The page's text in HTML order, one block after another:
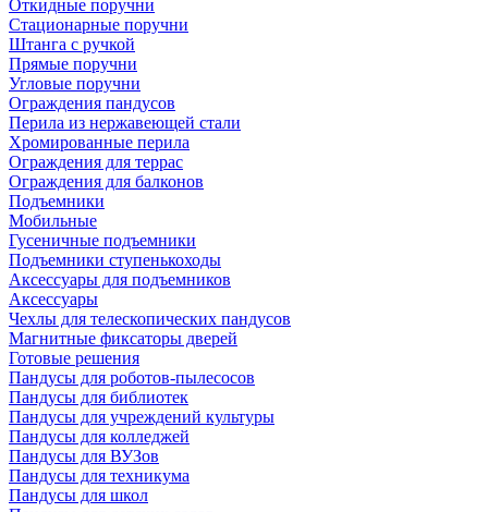
Откидные поручни
Стационарные поручни
Штанга с ручкой
Прямые поручни
Угловые поручни
Ограждения пандусов
Перила из нержавеющей стали
Хромированные перила
Ограждения для террас
Ограждения для балконов
Подъемники
Мобильные
Гусеничные подъемники
Подъемники ступенькоходы
Аксессуары для подъемников
Аксессуары
Чехлы для телескопических пандусов
Магнитные фиксаторы дверей
Готовые решения
Пандусы для роботов-пылесосов
Пандусы для библиотек
Пандусы для учреждений культуры
Пандусы для колледжей
Пандусы для ВУЗов
Пандусы для техникума
Пандусы для школ